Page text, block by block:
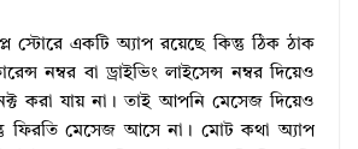
স্টোরে একটি অ্যাপ রয়েছে কিন্তু ঠিক ঠাক
নম্বর বা ড্রাইভিং লাইসেন্স নম্বর দিয়েও
করা যায় না। তাই আপনি মেসেজ দিয়েও
ফিরতি মেসেজ আসে না। মোট কথা অ্যাপ